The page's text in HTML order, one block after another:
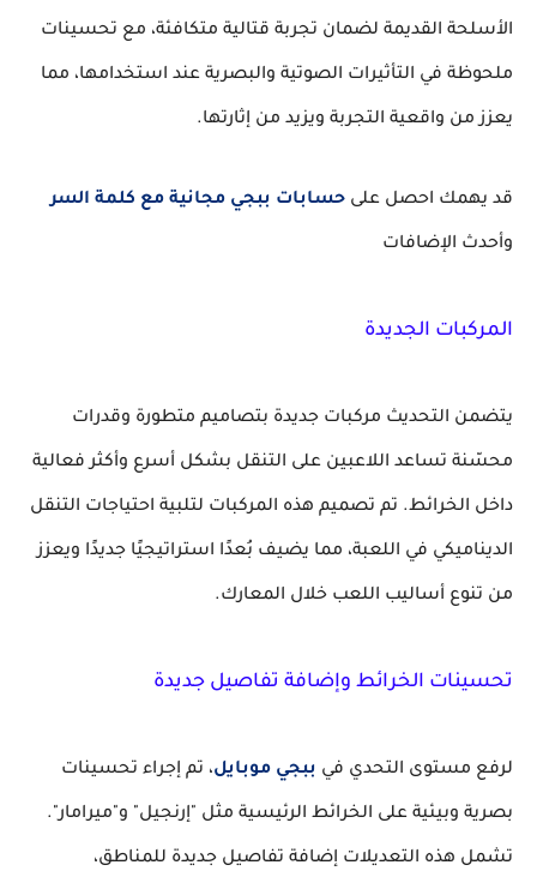
الأسلحة القديمة لضمان تجربة قتالية متكافئة، مع تحسينات
ملحوظة في التأثيرات الصوتية والبصرية عند استخدامها، مما
يعزز من واقعية التجربة ويزيد من إثارتها.
قد يهمك احصل على حسابات ببجي مجانية مع كلمة السر
وأحدث الإضافات
المركبات الجديدة
يتضمن التحديث مركبات جديدة بتصاميم متطورة وقدرات
محسّنة تساعد اللاعبين على التنقل بشكل أسرع وأكثر فعالية
داخل الخرائط. تم تصميم هذه المركبات لتلبية احتياجات التنقل
الديناميكي في اللعبة، مما يضيف بُعدًا استراتيجيًا جديدًا ويعزز
من تنوع أساليب اللعب خلال المعارك.
تحسينات الخرائط وإضافة تفاصيل جديدة
لرفع مستوى التحدي في ببجي موبايل، تم إجراء تحسينات
بصرية وبيئية على الخرائط الرئيسية مثل "إرنجيل" و"ميرامار".
تشمل هذه التعديلات إضافة تفاصيل جديدة للمناطق،